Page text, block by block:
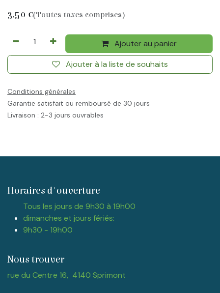
3,50 €(Toutes taxes comprises)
Ajouter au panier
Ajouter à la liste de souhaits
Conditions générales
Garantie satisfait ou remboursé de 30 jours
Livraison : 2-3 jours ouvrables
Horaires d'ouverture
Tous les jours de 9h30 à 19h00
dimanches et jours fériés:
9h30 - 19h00
Nous trouver
rue du Centre 16, 4140 Sprimont